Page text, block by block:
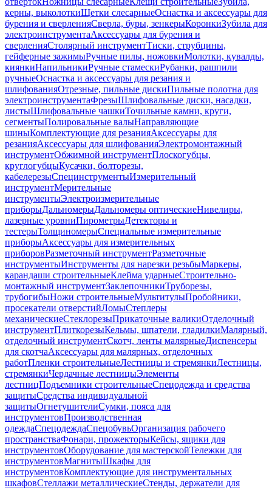
керны, выколоткиЩетки слесарныеОснастка и аксессуары для
бурения и сверленияСверла, буры, зенкерыКоронкиЗубила для
электроинструментаАксессуары для бурения и
сверленияСтолярный инструментТиски, струбцины,
гейферные зажимыРучные пилы, ножовкиМолотки, кувалды,
киянкиНапильникиРучные стамескиРубанки, рашпили
ручныеОснастка и аксессуары для резания и
шлифованияОтрезные, пильные дискиПильные полотна для
электроинструментаФрезыШлифовальные диски, насадки,
листыШлифовальные чашкиТочильные камни, круги,
сегментыПолировальные валыНаправляющие
шиныКомплектующие для резанияАксессуары для
резанияАксессуары для шлифованияЭлектромонтажный
инструментОбжимной инструментПлоскогубцы,
круглогубцыКусачки, болторезы,
кабелерезыСпецинструментыИзмерительный
инструментМерительные
инструментыЭлектроизмерительные
приборыДальномерыДальномеры оптическиеНивелиры,
лазерные уровниПирометрыДетекторы и
тестерыТолщиномерыСпециальные измерительные
приборыАксессуары для измерительных
приборовРазметочный инструментРазметочные
инструментыИнструменты для нарезки резьбыМаркеры,
карандаши строительныеКлейма ударныеСтроительно-
монтажный инструментЗаклепочникиТруборезы,
трубогибыНожи строительныеМультитулыПробойники,
просекатели отверстийЛомыСтеплеры
механическиеСтеклорезыПрикаточные валикиОтделочный
инструментПлиткорезыКельмы, шпатели, гладилкиМалярный,
отделочный инструментСкотч, ленты малярныеДиспенсеры
для скотчаАксессуары для малярных, отделочных
работПленки строительныеЛестницы и стремянкиЛестницы,
стремянкиЧердачные лестницыЭлементы
лестницПодъемники строительныеСпецодежда и средства
защитыСредства индивидуальной
защитыОгнетушителиСумки, пояса для
инструментовПроизводственная
одеждаСпецодеждаСпецобувьОрганизация рабочего
пространстваФонари, прожекторыКейсы, ящики для
инструментовОборудование для мастерскойТележки для
инструментовМагнитыШкафы для
инструментовКомплектующие для инструментальных
шкафовСтеллажи металлическиеСтенды, держатели для